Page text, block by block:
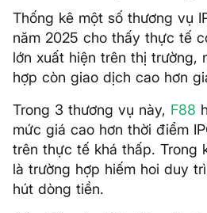
Thống kê một số thương vụ
năm 2025 cho thấy thực tế
lớn xuất hiện trên thị trường,
hợp còn giao dịch cao hơn
Trong 3 thương vụ này, F88
mức giá cao hơn thời điểm
trên thực tế khá thấp. Trong
là trường hợp hiếm hoi duy
hút dòng tiền.